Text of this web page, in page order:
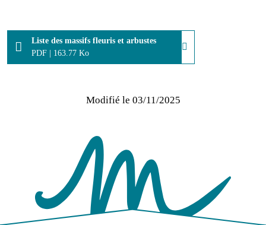
Liste des massifs fleuris et arbustes
PDF
163.77 Ko
Modifié le 03/11/2025